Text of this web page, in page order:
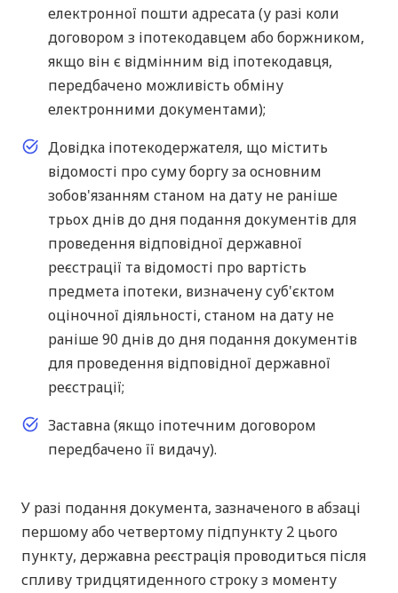
електронної пошти адресата (у разі коли
договором з іпотекодавцем або боржником,
якщо він є відмінним від іпотекодавця,
передбачено можливість обміну
електронними документами);
Довідка іпотекодержателя, що містить
відомості про суму боргу за основним
зобов'язанням станом на дату не раніше
трьох днів до дня подання документів для
проведення відповідної державної
реєстрації та відомості про вартість
предмета іпотеки, визначену суб'єктом
оціночної діяльності, станом на дату не
раніше 90 днів до дня подання документів
для проведення відповідної державної
реєстрації;
Заставна (якщо іпотечним договором
передбачено її видачу).
У разі подання документа, зазначеного в абзаці
першому або четвертому підпункту 2 цього
пункту, державна реєстрація проводиться після
спливу тридцятиденного строку з моменту